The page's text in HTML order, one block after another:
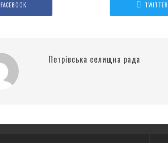
FACEBOOK TWITTER
Петрівська селищна рада